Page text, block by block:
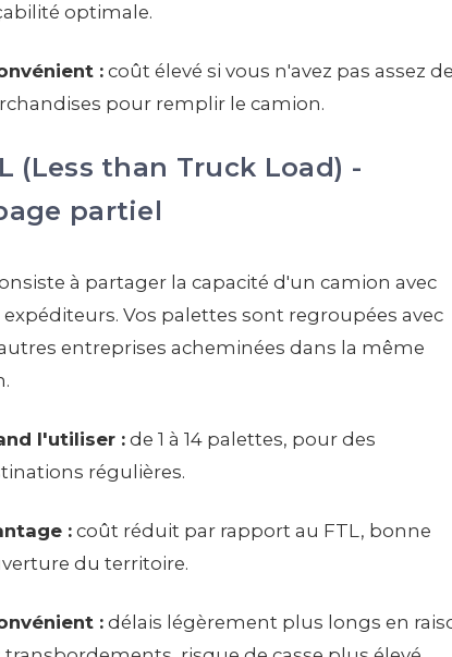
optimale.
: coût élevé si vous n'avez pas assez
pour remplir le camion.
(Less than Truck Load) -
partiel
à partager la capacité d'un camion avec
Vos palettes sont regroupées avec
entreprises acheminées dans la même
l'utiliser : de 1 à 14 palettes, pour des
régulières.
:coût réduit par rapport au FTL, bonne
du territoire.
: délais légèrement plus longs en